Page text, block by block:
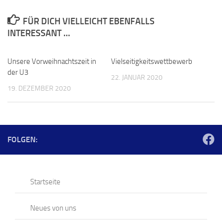
FÜR DICH VIELLEICHT EBENFALLS
INTERESSANT …
Unsere Vorweihnachtszeit in
der U3
19. DEZEMBER 2020
Vielseitigkeitswettbewerb
22. JANUAR 2020
FOLGEN:
Startseite
Neues von uns